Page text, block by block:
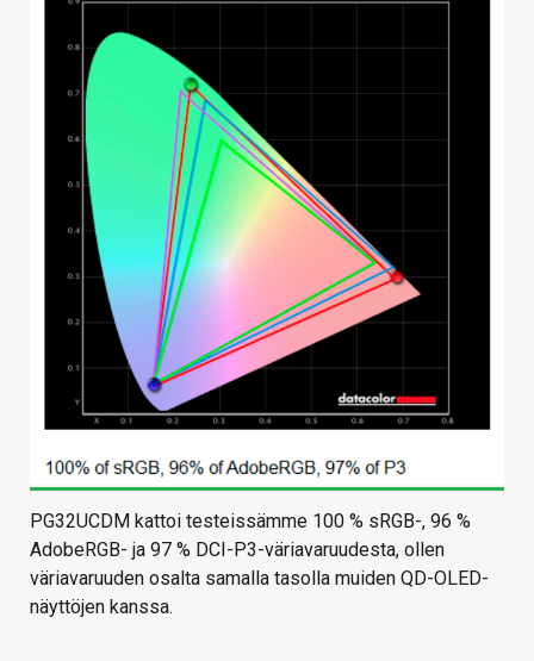
PG32UCDM kattoi testeissämme 100 % sRGB-, 96 %
AdobeRGB- ja 97 % DCI-P3-väriavaruudesta, ollen
väriavaruuden osalta samalla tasolla muiden QD-OLED-
näyttöjen kanssa.